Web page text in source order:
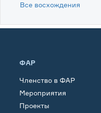
Все восхождения
ФАР
Членство в ФАР
Мероприятия
Проекты